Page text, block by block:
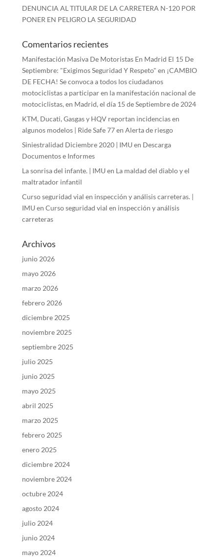
DENUNCIA AL TITULAR DE LA CARRETERA N-120 POR
PONER EN PELIGRO LA SEGURIDAD
Comentarios recientes
Manifestación Masiva De Motoristas En Madrid El 15 De
Septiembre: "Exigimos Seguridad Y Respeto" en ¡CAMBIO
DE FECHA! Se convoca a todos los ciudadanos
motociclistas a participar en la manifestación nacional de
motociclistas, en Madrid, el día 15 de Septiembre de 2024
KTM, Ducati, Gasgas y HQV reportan incidencias en
algunos modelos | Ride Safe 77en Alerta de riesgo
Siniestralidad Diciembre 2020 | IMU en Descarga
Documentos e Informes
La sonrisa del infante. | IMU en La maldad del diablo y el
maltratador infantil
Curso seguridad vial en inspección y análisis carreteras. |
IMU en Curso seguridad vial en inspección y análisis
carreteras
Archivos
junio 2026
mayo 2026
marzo 2026
febrero 2026
diciembre 2025
noviembre 2025
septiembre 2025
julio 2025
junio 2025
mayo 2025
abril 2025
marzo 2025
febrero 2025
enero 2025
diciembre 2024
noviembre 2024
octubre 2024
agosto 2024
julio 2024
junio 2024
mayo 2024